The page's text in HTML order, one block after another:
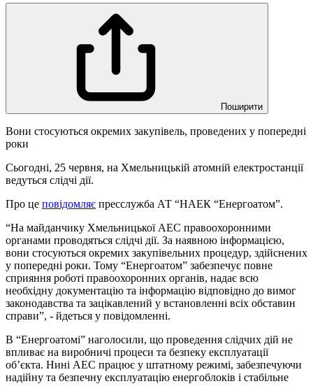
Поширити
Вони стосуються окремих закупівель, проведених у попередні
роки
Сьогодні, 25 червня, на Хмельницькій атомній електростанції
ведуться слідчі дії.
Про це повідомляє пресслужба АТ “НАЕК “Енергоатом”.
“На майданчику Хмельницької АЕС правоохоронними
органами проводяться слідчі дії. За наявною інформацією,
вони стосуються окремих закупівельних процедур, здійснених
у попередні роки. Тому “Енергоатом” забезпечує повне
сприяння роботі правоохоронних органів, надає всю
необхідну документацію та інформацію відповідно до вимог
законодавства та зацікавлений у встановленні всіх обставин
справи”, - йдеться у повідомленні.
В “Енергоатомі” наголосили, що проведення слідчих дій не
впливає на виробничі процеси та безпеку експлуатації
об’єкта. Нині АЕС працює у штатному режимі, забезпечуючи
надійну та безпечну експлуатацію енергоблоків і стабільне